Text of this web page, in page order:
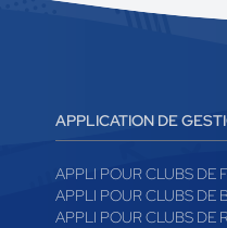
APPLICATION DE
APPLI POUR CLUBS DE
APPLI POUR CLUBS DE
APPLI POUR CLUBS DE